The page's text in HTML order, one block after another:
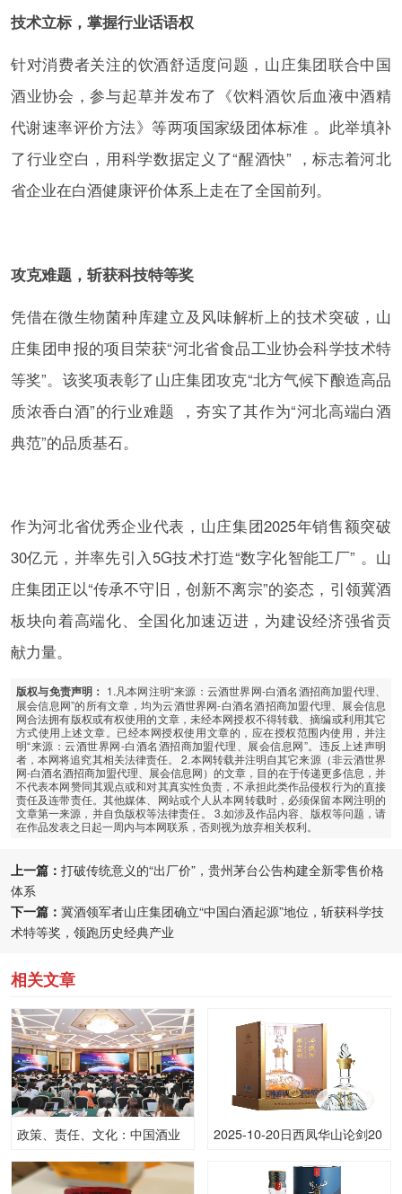
技术立标，掌握行业话语权
针对消费者关注的饮酒舒适度问题，山庄集团联合中国
酒业协会，参与起草并发布了《饮料酒饮后血液中酒精
代谢速率评价方法》等两项国家级团体标准 。此举填补
了行业空白，用科学数据定义了“醒酒快” ，标志着河北
省企业在白酒健康评价体系上走在了全国前列。
攻克难题，斩获科技特等奖
凭借在微生物菌种库建立及风味解析上的技术突破，山
庄集团申报的项目荣获“河北省食品工业协会科学技术特
等奖”。该奖项表彰了山庄集团攻克“北方气候下酿造高品
质浓香白酒”的行业难题 ，夯实了其作为“河北高端白酒
典范”的品质基石。
作为河北省优秀企业代表，山庄集团2025年销售额突破
30亿元，并率先引入5G技术打造“数字化智能工厂” 。山
庄集团正以“传承不守旧，创新不离宗”的姿态，引领冀酒
板块向着高端化、全国化加速迈进，为建设经济强省贡
献力量。
版权与免责声明： 1.凡本网注明“来源：云酒世界网-白酒名酒招商加盟代理、
展会信息网”的所有文章，均为云酒世界网-白酒名酒招商加盟代理、展会信息
网合法拥有版权或有权使用的文章，未经本网授权不得转载、摘编或利用其它
方式使用上述文章。已经本网授权使用文章的，应在授权范围内使用，并注
明“来源：云酒世界网-白酒名酒招商加盟代理、展会信息网”。违反上述声明
者，本网将追究其相关法律责任。 2.本网转载并注明自其它来源（非云酒世界
网-白酒名酒招商加盟代理、展会信息网）的文章，目的在于传递更多信息，并
不代表本网赞同其观点或和对其真实性负责，不承担此类作品侵权行为的直接
责任及连带责任。其他媒体、网站或个人从本网转载时，必须保留本网注明的
文章第一来源，并自负版权等法律责任。 3.如涉及作品内容、版权等问题，请
在作品发表之日起一周内与本网联系，否则视为放弃相关权利。
上一篇： 打破传统意义的“出厂价”，贵州茅台公告构建全新零售价格
体系
下一篇： 冀酒领军者山庄集团确立“中国白酒起源”地位，斩获科学技
术特等奖，领跑历史经典产业
相关文章
政策、责任、文化：中国酒业
2025-10-20日西凤华山论剑20
上涨 205元